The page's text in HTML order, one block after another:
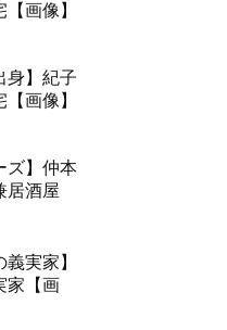
画像】
身】紀子
画像】
ズ】仲本
居酒屋
義実家】
家【画